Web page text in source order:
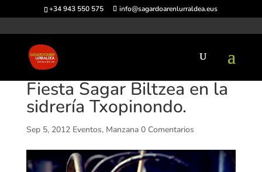
+34 943 550 575 info@sagardoarenlurraldea.eus
Fiesta Sagar Biltzea en la
sidrería Txopinondo.
Sep 5, 2012 Eventos, Manzana 0 Comentarios